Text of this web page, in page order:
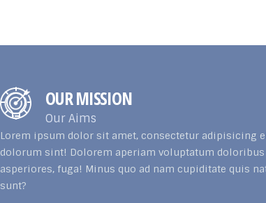
OUR MISSION
Our Aims
Lorem ipsum dolor sit amet, consectetur adipisicing
dolorum sint! Dolorem aperiam voluptatum
asperiores, fuga! Minus quo ad nam cupiditate quis
sunt?